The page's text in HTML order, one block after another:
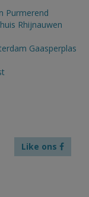
Purmerend
Rhijnauwen
Gaasperplas
Like ons